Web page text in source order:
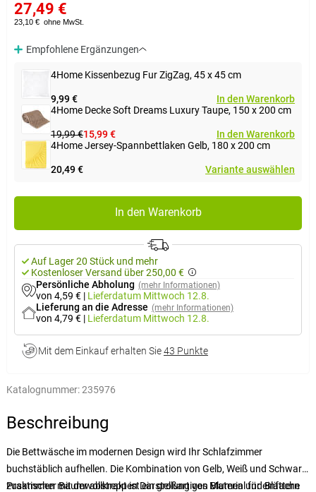
27,49 €
23,10 € ohne MwSt.
Empfohlene Ergänzungen
4Home Kissenbezug Fur ZigZag, 45 x 45 cm
9,99 €
In den Warenkorb
4Home Decke Soft Dreams Luxury Taupe, 150 x 200 cm
19,99 €15,99 €
In den Warenkorb
4Home Jersey-Spannbettlaken Gelb, 180 x 200 cm
20,49 € Variante auswählen
In den Warenkorb
Auf Lager 20 Stück und mehr
Kostenloser Versand über 250,00 €
Persönliche Abholung (mehr Informationen)
von 4,59 € | Lieferdatum Mittwoch 12.8.
Lieferung an die Adresse (mehr Informationen)
von 4,79 € | Lieferdatum Mittwoch 12.8.
Mit dem Einkauf erhalten Sie43 Punkte
Katalognummer:235976
Beschreibung
Die Bettwäsche im modernen Design wird Ihr Schlafzimmer
buchstäblich aufhellen. Die Kombination von Gelb, Weiß und Schwarz
zusammen mit der abstrakten Darstellung von Blumen und Blättern
Praktischer Baumwollkrepp ist ein großartiges Material für einfache